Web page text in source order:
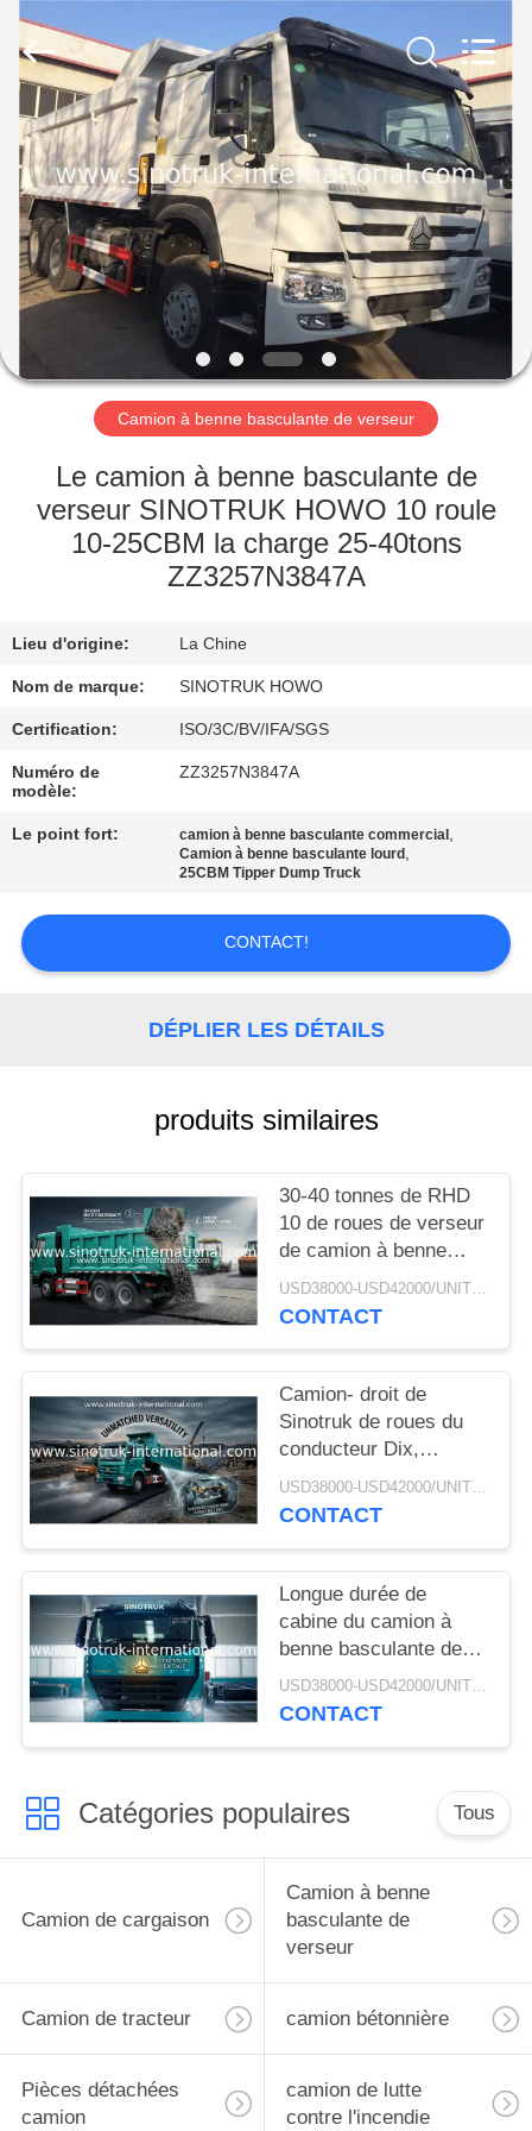
À
LA
MAISON
PRODUITS
À
PROPOS
NOUS
VISITE
CONTRÔLE
DE
LA
CONTACTER
DU
SITE
POLITIQUE
DE
CONFIDENTIALITÉ
SINOTRUK
INTERNATIONAL
CO.,
LTD..
Rights
Reserved.
Camion à benne basculante de verseur
Le camion à benne basculante de
verseur SINOTRUK HOWO 10 roule
10-25CBM la charge 25-40tons
ZZ3257N3847A
Lieu d'origine: La Chine
Nom de marque: SINOTRUK HOWO
Certification: ISO/3C/BV/IFA/SGS
Numéro de
modèle:
ZZ3257N3847A
Le point fort: camion à benne basculante commercial ,
Camion à benne basculante lourd ,
25CBM Tipper Dump Truck
CONTACT!
DÉPLIER LES DÉTAILS
produits similaires
30-40 tonnes de RHD
10 de roues de verseur
de camion à benne
basculante SINOTRUK
HOWO A7 pour la
USD38000-USD42000/UNIT)negotiation MOQ:1 UNITÉ
CONTACT
Camion- droit de
Sinotruk de roues du
conducteur Dix,
camion à benne
basculante résistant
USD38000-USD42000/UNIT)negotiation MOQ:1 UNITÉ
CONTACT
Longue durée de
cabine du camion à
benne basculante de
verseur d'exploitation
de RHD SINOTRUK
USD38000-USD42000/UNIT)negotiation MOQ:1 UNITÉ
CONTACT
Catégories populaires Tous
Camion de cargaison
Camion à benne
basculante de
verseur
Camion de tracteur camion bétonnière
Pièces détachées
camion
camion de lutte
contre l'incendie